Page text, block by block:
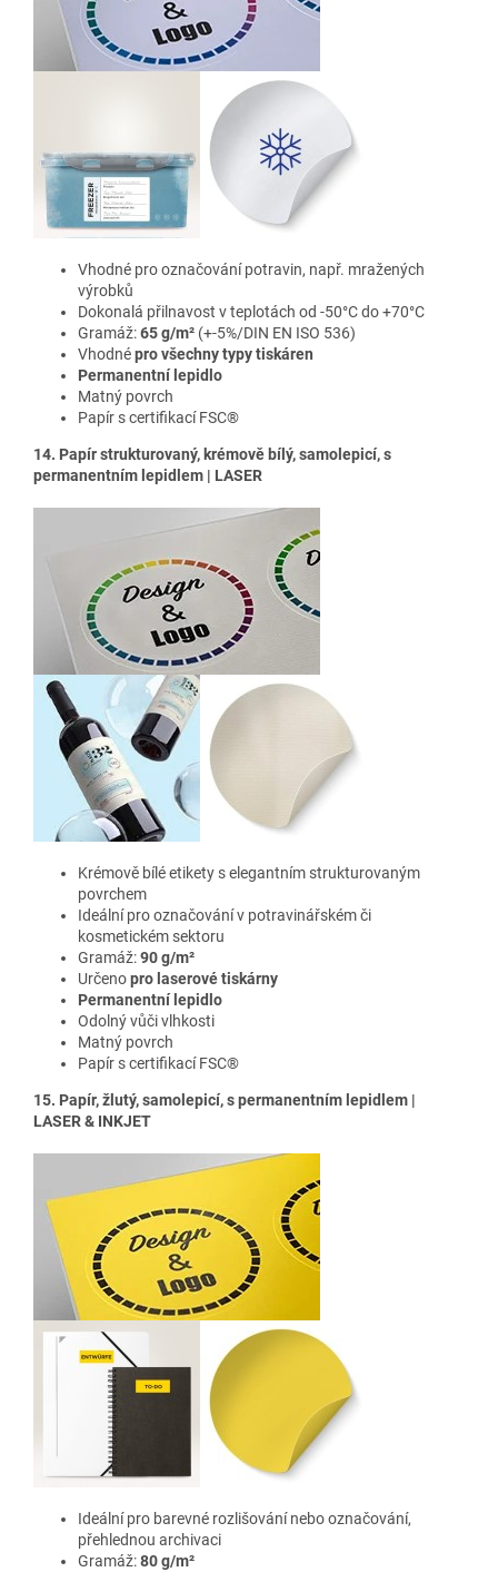
Vhodné pro označování potravin, např. mražených
výrobků
Dokonalá přilnavost v teplotách od -50°C do +70°C
Gramáž:65 g/m² (+-5%/DIN EN ISO 536)
Vhodnépro všechny typy tiskáren
Permanentní lepidlo
Matný povrch
Papír s certifikací FSC®
14. Papír strukturovaný, krémově bílý, samolepicí, s
permanentním lepidlem | LASER
Krémově bílé etikety s elegantním strukturovaným
povrchem
Ideální pro označování v potravinářském či
kosmetickém sektoru
Gramáž:90 g/m²
Určenopro laserové tiskárny
Permanentní lepidlo
Odolný vůči vlhkosti
Matný povrch
Papír s certifikací FSC®
15. Papír, žlutý, samolepicí, s permanentním lepidlem |
LASER & INKJET
Ideální pro barevné rozlišování nebo označování,
přehlednou archivaci
Gramáž:80 g/m²